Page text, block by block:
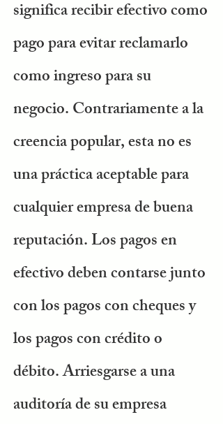
significa recibir efectivo como
pago para evitar reclamarlo
como ingreso para su
negocio. Contrariamente a la
creencia popular, esta no es
una práctica aceptable para
cualquier empresa de buena
reputación. Los pagos en
efectivo deben contarse junto
con los pagos con cheques y
los pagos con crédito o
débito. Arriesgarse a una
auditoría de su empresa